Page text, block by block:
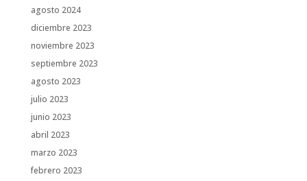
agosto 2024
diciembre 2023
noviembre 2023
septiembre 2023
agosto 2023
julio 2023
junio 2023
abril 2023
marzo 2023
febrero 2023